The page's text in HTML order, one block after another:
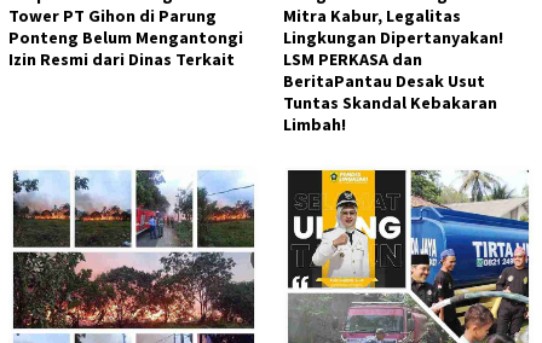
Tower PT Gihon di Parung
Ponteng Belum Mengantongi
Izin Resmi dari Dinas Terkait
Mitra Kabur, Legalitas
Lingkungan Dipertanyakan!
LSM PERKASA dan
BeritaPantau Desak Usut
Tuntas Skandal Kebakaran
Limbah!